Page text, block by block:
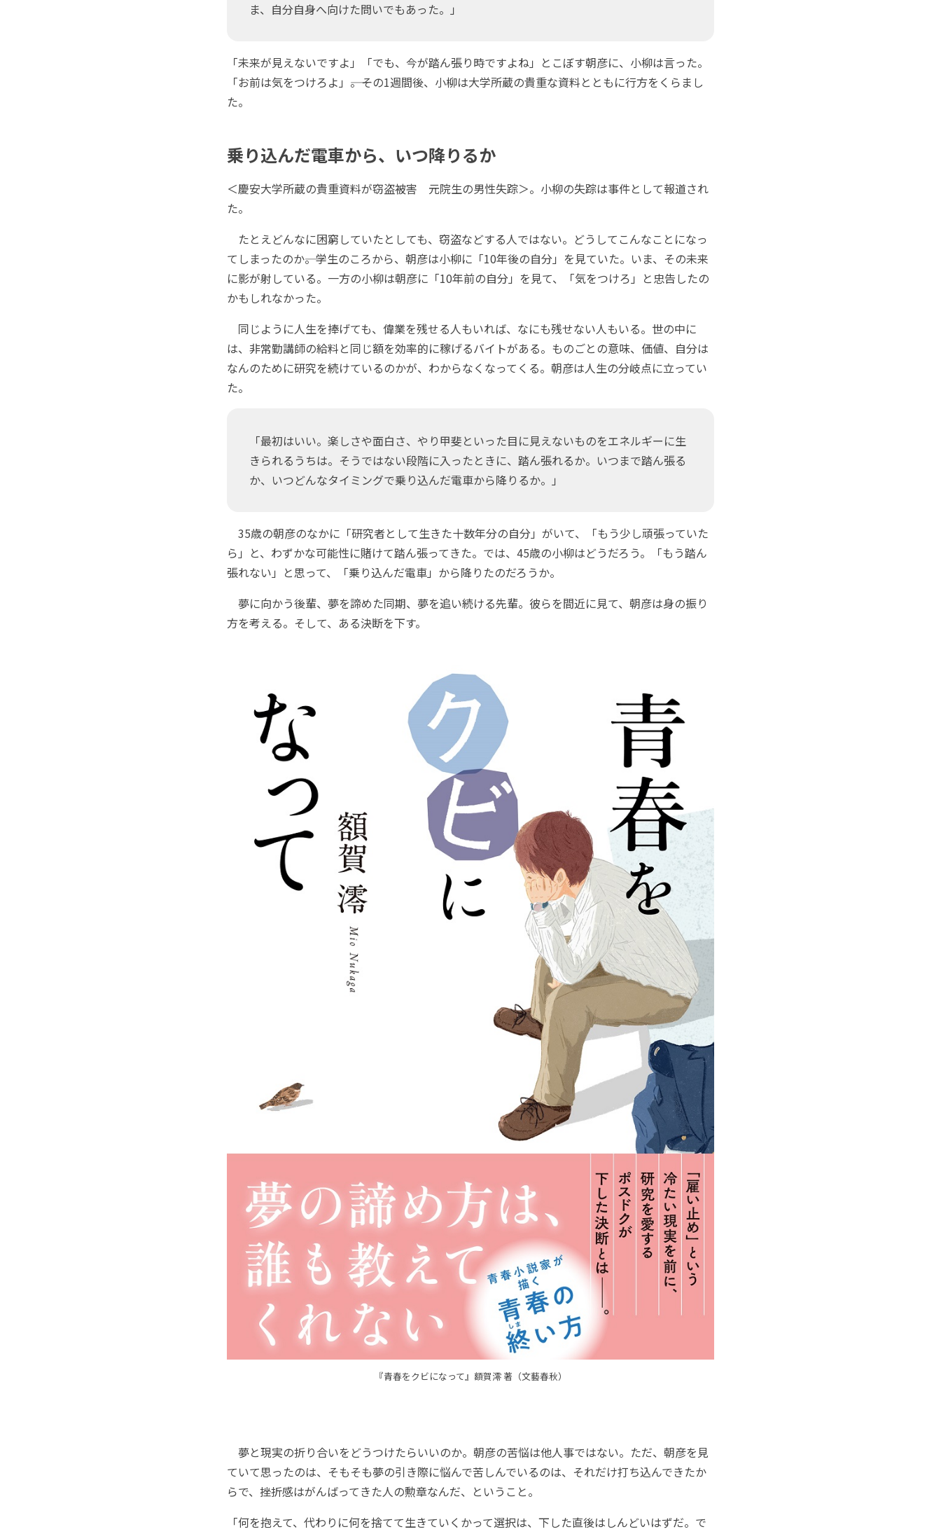
ま、自分自身へ向けた問いでもあった。」
「未来が見えないですよ」「でも、今が踏ん張り時ですよね」とこぼす朝彦に、小柳は言った。
「お前は気をつけろよ」――。その1週間後、小柳は大学所蔵の貴重な資料とともに行方をくらまし
た。
乗り込んだ電車から、いつ降りるか
＜慶安大学所蔵の貴重資料が窃盗被害 元院生の男性失踪＞。小柳の失踪は事件として報道され
た。
たとえどんなに困窮していたとしても、窃盗などする人ではない。どうしてこんなことになっ
てしまったのか――。学生のころから、朝彦は小柳に「10年後の自分」を見ていた。いま、その未来
に影が射している。一方の小柳は朝彦に「10年前の自分」を見て、「気をつけろ」と忠告したの
かもしれなかった。
同じように人生を捧げても、偉業を残せる人もいれば、なにも残せない人もいる。世の中に
は、非常勤講師の給料と同じ額を効率的に稼げるバイトがある。ものごとの意味、価値、自分は
なんのために研究を続けているのかが、わからなくなってくる。朝彦は人生の分岐点に立ってい
た。
「最初はいい。楽しさや面白さ、やり甲斐といった目に見えないものをエネルギーに生
きられるうちは。そうではない段階に入ったときに、踏ん張れるか。いつまで踏ん張る
か、いつどんなタイミングで乗り込んだ電車から降りるか。」
35歳の朝彦のなかに「研究者として生きた十数年分の自分」がいて、「もう少し頑張っていた
ら」と、わずかな可能性に賭けて踏ん張ってきた。では、45歳の小柳はどうだろう。「もう踏ん
張れない」と思って、「乗り込んだ電車」から降りたのだろうか。
夢に向かう後輩、夢を諦めた同期、夢を追い続ける先輩。彼らを間近に見て、朝彦は身の振り
方を考える。そして、ある決断を下す。
『青春をクビになって』額賀澪 著（文藝春秋）
夢と現実の折り合いをどうつけたらいいのか。朝彦の苦悩は他人事ではない。ただ、朝彦を見
ていて思ったのは、そもそも夢の引き際に悩んで苦しんでいるのは、それだけ打ち込んできたか
らで、挫折感はがんばってきた人の勲章なんだ、ということ。
「何を抱えて、代わりに何を捨てて生きていくかって選択は、下した直後はしんどいはずだ。で